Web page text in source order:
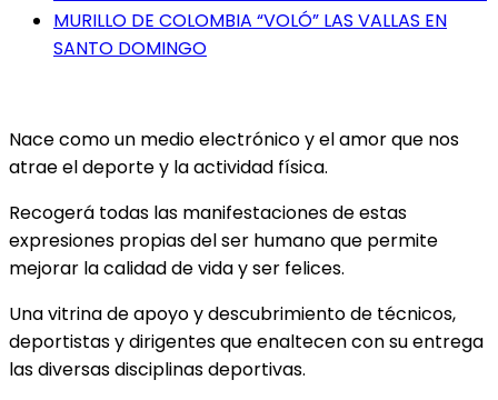
MURILLO DE COLOMBIA “VOLÓ” LAS VALLAS EN
SANTO DOMINGO
Nace como un medio electrónico y el amor que nos
atrae el deporte y la actividad física.
Recogerá todas las manifestaciones de estas
expresiones propias del ser humano que permite
mejorar la calidad de vida y ser felices.
Una vitrina de apoyo y descubrimiento de técnicos,
deportistas y dirigentes que enaltecen con su entrega
las diversas disciplinas deportivas.